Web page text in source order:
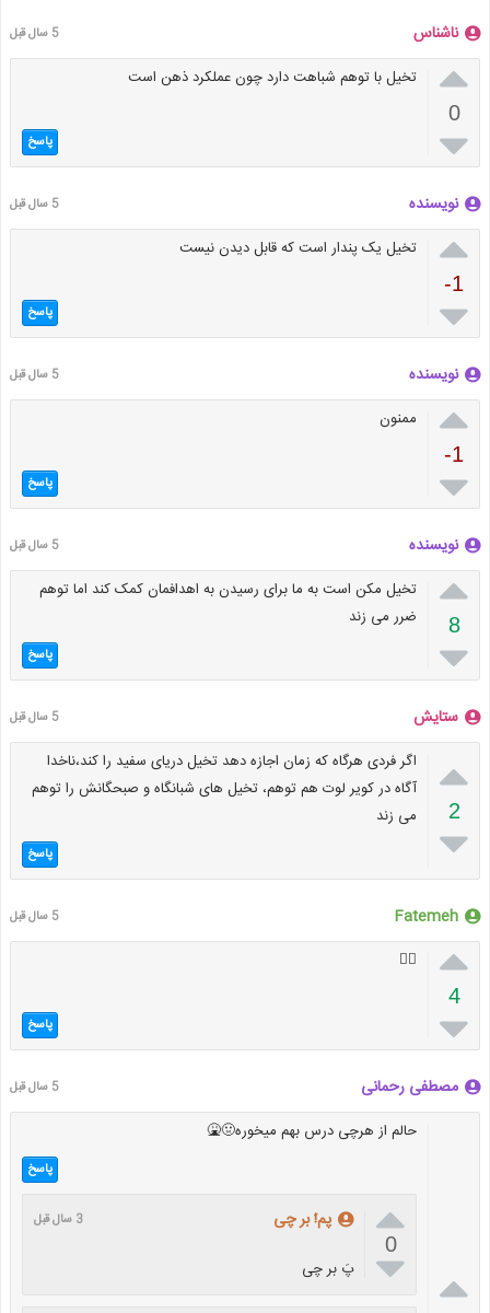
ناشناس 5 سال قبل

0

تخیل با توهم شباهت دارد چون عملکرد ذهن است
پاسخ
نویسنده 5 سال قبل

-1

تخیل یک پندار است که قابل دیدن نیست
پاسخ
نویسنده 5 سال قبل

-1

ممنون
پاسخ
نویسنده 5 سال قبل

8

تخیل مکن است به ما برای رسیدن به اهدافمان کمک کند اما توهم
ضرر می زند
پاسخ
ستایش 5 سال قبل

2

اگر فردی هرگاه که زمان اجازه دهد تخیل دریای سفید را کند،ناخدا
آگاه در کویر لوت هم توهم، تخیل های شبانگاه و صبحگانش را توهم
می زند
پاسخ
Fatemeh 5 سال قبل

4

👌🏿
پاسخ
مصطفی رحمانی 5 سال قبل

حالم از هرچی درس بهم میخوره🤢🤮
پاسخ

0

پم!َ بر چی 3 سال قبل
پَ بر چی